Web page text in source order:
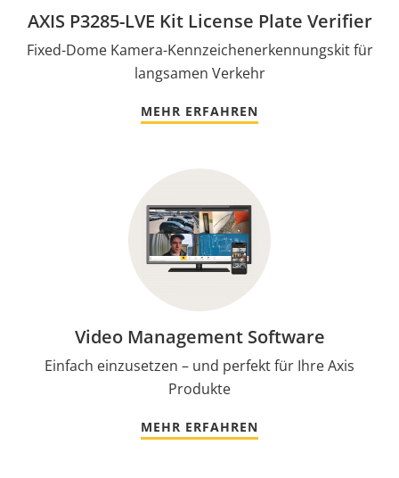
AXIS P3285-LVE Kit License Plate Verifier
Fixed-Dome Kamera-Kennzeichenerkennungskit für
langsamen Verkehr
MEHR ERFAHREN
Video Management Software
Einfach einzusetzen – und perfekt für Ihre Axis
Produkte
MEHR ERFAHREN